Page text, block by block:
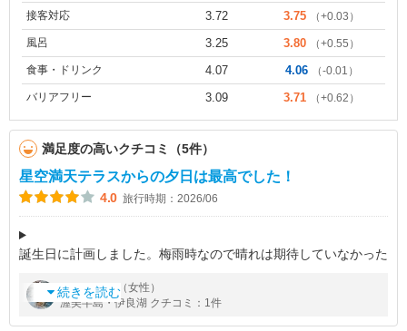
接客対応 3.72 3.75 （+0.03）
風呂 3.25 3.80 （+0.55）
食事・ドリンク 4.07 4.06 （-0.01）
バリアフリー 3.09 3.71 （+0.62）
満足度の高いクチコミ（5件）
星空満天テラスからの夕日は最高でした！
4.0 旅行時期：2026/06
誕生日に計画しました。梅雨時なので晴れは期待していなかった
テラスがあり寝そべって見ることが出来る椅子などが置いてあり
ます。7時前ちょうど食事中
続きを読む
byeko さん（女性）
渥美半島・伊良湖 クチコミ：1件